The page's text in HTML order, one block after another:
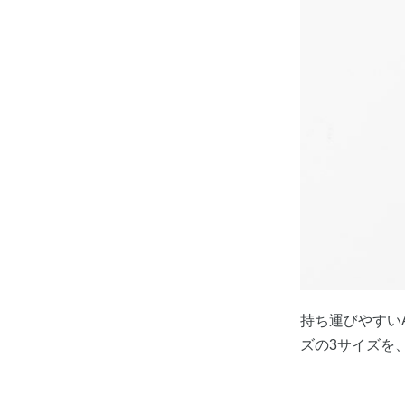
持ち運びやす
ズの3サイズを